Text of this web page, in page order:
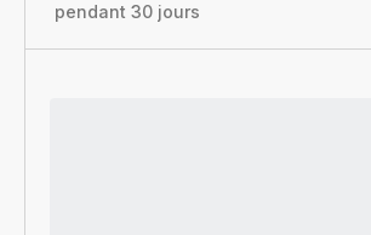
pendant 30 jours